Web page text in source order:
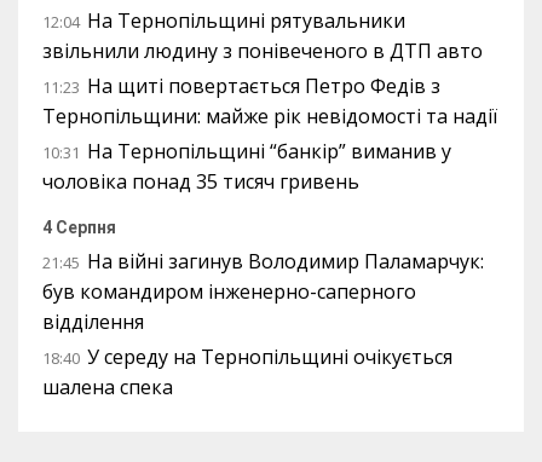
12:04 На Тернопільщині рятувальники
звільнили людину з понівеченого в ДТП авто
11:23 На щиті повертається Петро Федів з
Тернопільщини: майже рік невідомості та надії
10:31 На Тернопільщині “банкір” виманив у
чоловіка понад 35 тисяч гривень
4 Серпня
21:45 На війні загинув Володимир Паламарчук:
був командиром інженерно-саперного
відділення
18:40 У середу на Тернопільщині очікується
шалена спека